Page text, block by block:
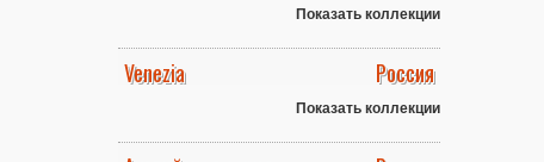
Показать коллекции
Venezia Россия
Показать коллекции